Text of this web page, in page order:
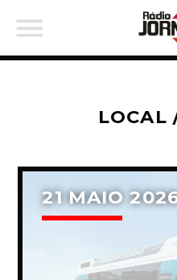
LOCAL
21 MAIO